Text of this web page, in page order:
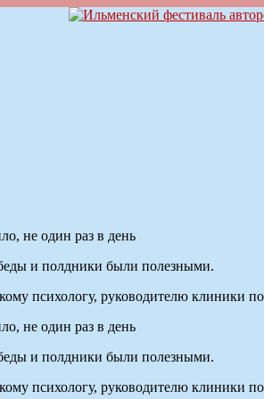
не один раз в день
и полдники были полезными.
психологу, руководителю клиники
не один раз в день
и полдники были полезными.
психологу, руководителю клиники